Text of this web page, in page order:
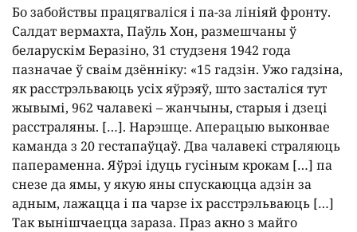
Бо забойствы працягваліся і па-за лініяй фронту.
Салдат вермахта, Паўль Хон, размешчаны ў
беларускім Беразіно, 31 студзеня 1942 года
пазначае ў сваім дзённіку: «15 гадзін. Ужо гадзіна,
як расстрэльваюць усіх яўрэяў, што засталіся тут
жывымі, 962 чалавекі – жанчыны, старыя і дзеці
расстраляны. […]. Нарэшце. Аперацыю выконвае
каманда з 20 гестапаўцаў. Два чалавекі страляюць
папераменна. Яўрэі ідуць гусіным крокам […] па
снезе да ямы, у якую яны спускаюцца адзін за
адным, лажацца і па чарзе іх расстрэльваюць […]
Так вынішчаецца зараза. Праз акно з майго